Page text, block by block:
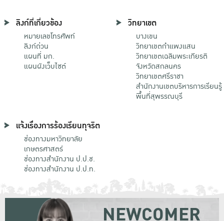
ลิงก์ที่เกี่ยวข้อง
หมายเลขโทรศัพท์
ลิงก์ด่วน
แผนที่ มก.
แผนผังเว็บไซต์
วิทยาเขต
บางเขน
วิทยาเขตกําแพงแสน
วิทยาเขตเฉลิมพระเกียรติ
จังหวัดสกลนคร
วิทยาเขตศรีราชา
สำนักงานเขตบริหารการเรียนรู้
พื้นที่สุพรรณบุรี
แจ้งเรื่องการร้องเรียนทุจริต
ช่องทางมหาวิทยาลัย
เกษตรศาสตร์
ช่องทางสำนักงาน ป.ป.ช.
ช่องทางสำนักงาน ป.ป.ท.
NEWCOMER